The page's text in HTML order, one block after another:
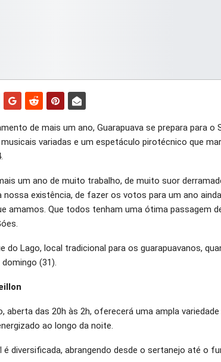
de mais um ano, Guarapuava se prepara para o
variadas e um espetáculo pirotécnico que
um ano de muito trabalho, de muito suor
nossa existência, de fazer os votos para um ano
amamos. Que todos tenham uma ótima passagem
do Lago, local tradicional para os guarapuavanos,
(31).
aberta das 20h às 2h, oferecerá uma ampla
ao longo da noite.
diversificada, abrangendo desde o sertanejo até o